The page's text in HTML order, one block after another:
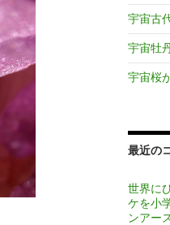
宇宙古
宇宙牡
宇宙桜
最近の
世界に
ケを小
ンアー